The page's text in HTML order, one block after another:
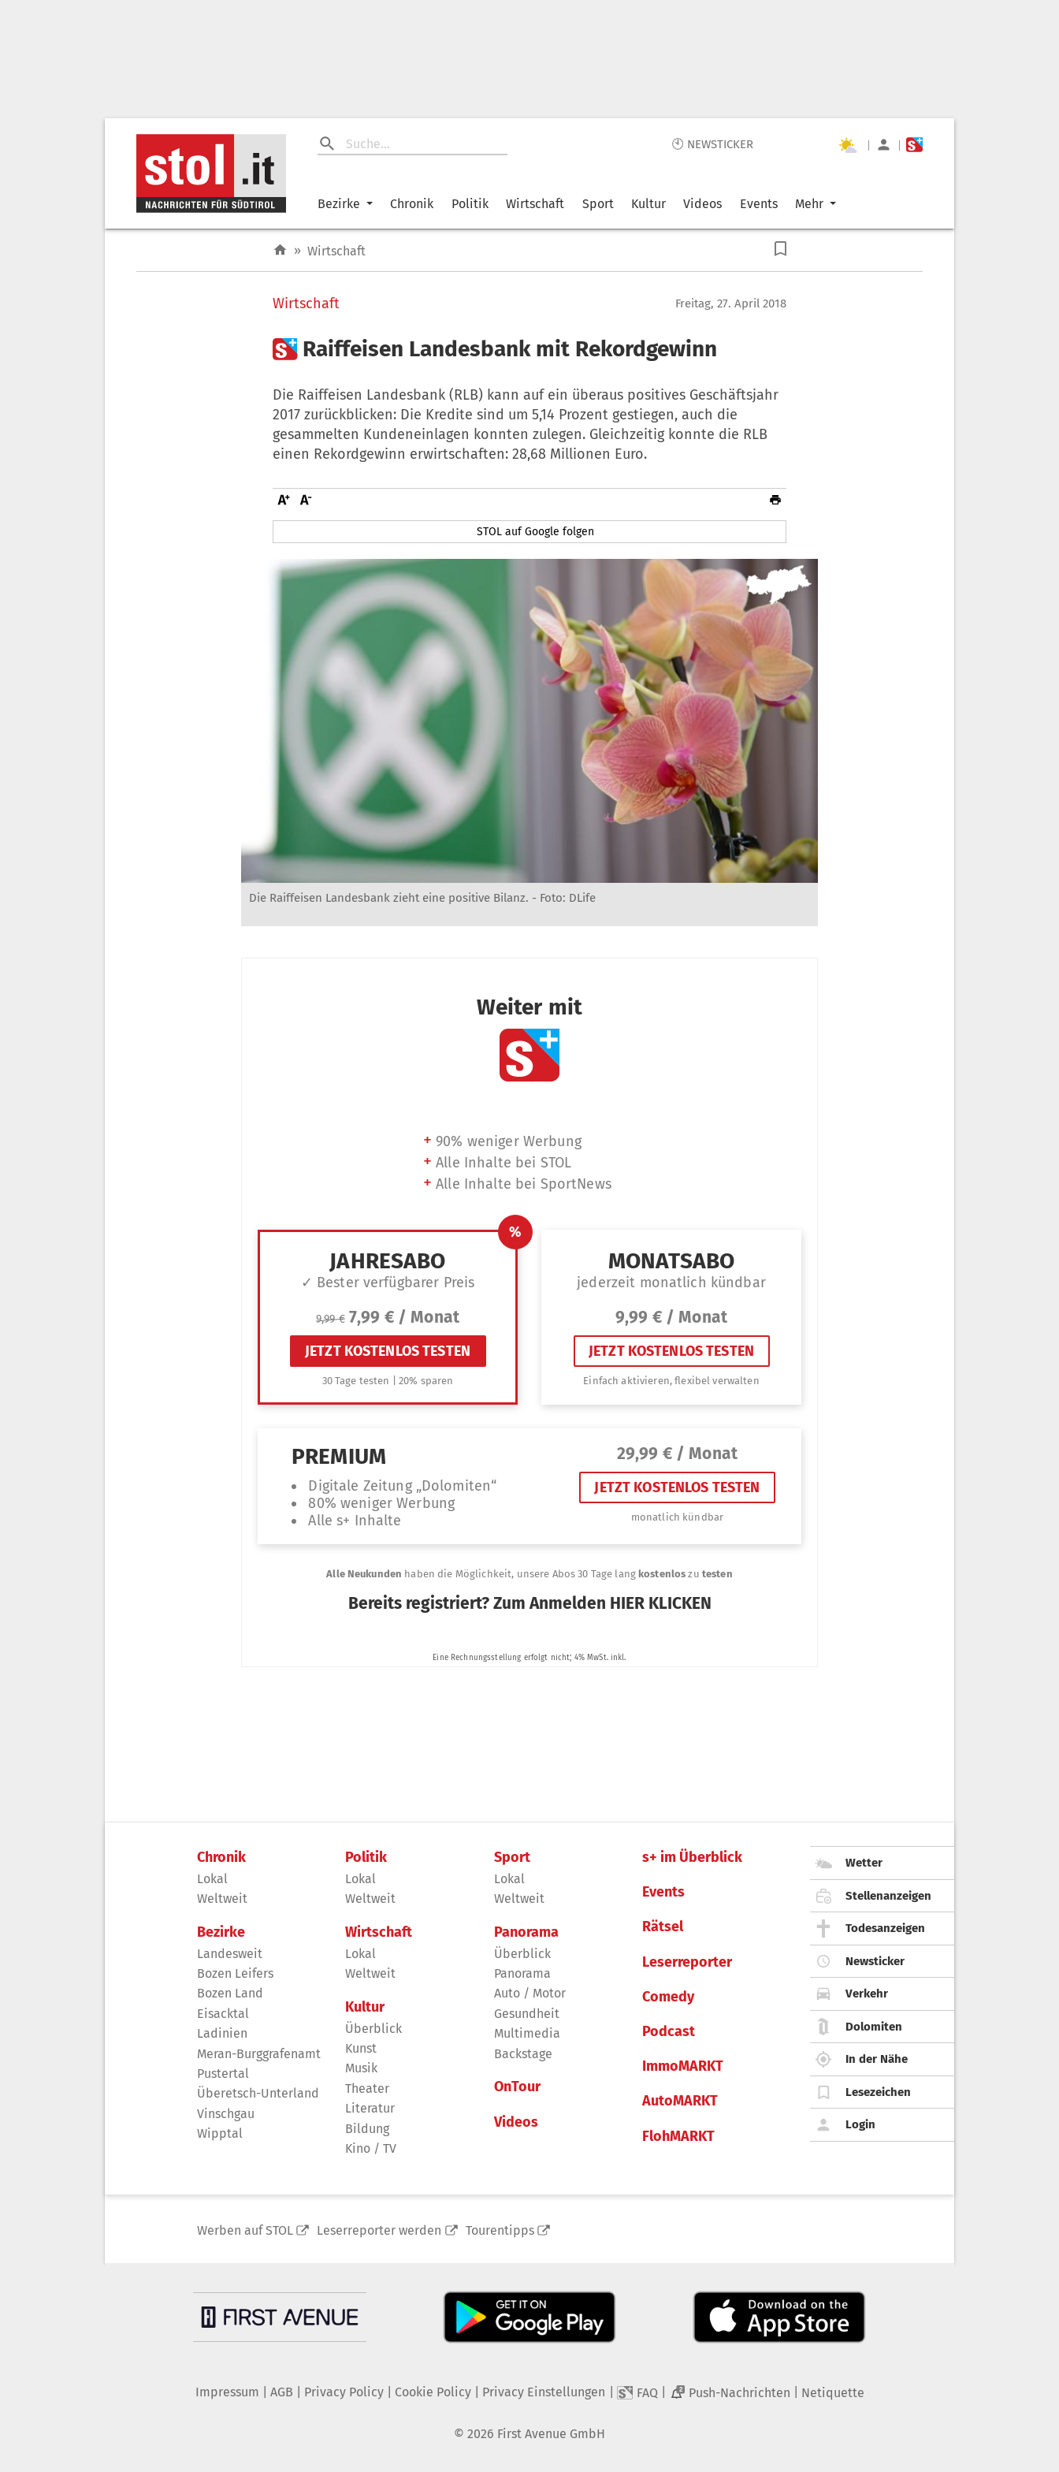
🕙 NEWSTICKER | |
Bezirke Chronik Politik Wirtschaft Sport Kultur Videos Events Mehr
» Wirtschaft
Wirtschaft Freitag, 27. April 2018
 Raiffeisen Landesbank mit Rekordgewinn
Die Raiffeisen Landesbank (RLB) kann auf ein überaus positives Geschäftsjahr
2017 zurückblicken: Die Kredite sind um 5,14 Prozent gestiegen, auch die
gesammelten Kundeneinlagen konnten zulegen. Gleichzeitig konnte die RLB
einen Rekordgewinn erwirtschaften: 28,68 Millionen Euro.
STOL auf Google folgen
Die Raiffeisen Landesbank zieht eine positive Bilanz. - Foto: DLife
Chronik
Lokal
Weltweit
Bezirke
Landesweit
Bozen Leifers
Bozen Land
Eisacktal
Ladinien
Meran-Burggrafenamt
Pustertal
Überetsch-Unterland
Vinschgau
Wipptal
Politik
Lokal
Weltweit
Wirtschaft
Lokal
Weltweit
Kultur
Überblick
Kunst
Musik
Theater
Literatur
Bildung
Kino / TV
Sport
Lokal
Weltweit
Panorama
Überblick
Panorama
Auto / Motor
Gesundheit
Multimedia
Backstage
OnTour
Videos
s+ im Überblick
Events
Rätsel
Leserreporter
Comedy
Podcast
ImmoMARKT
AutoMARKT
FlohMARKT
Wetter
Stellenanzeigen
Todesanzeigen
Newsticker
Verkehr
Dolomiten
In der Nähe
Lesezeichen
Login
Werben auf STOL Leserreporter werden Tourentipps
Impressum AGB Privacy Policy| Cookie Policy| Privacy Einstellungen FAQ 2 Push-Nachrichten Netiquette
© 2026 First Avenue GmbH